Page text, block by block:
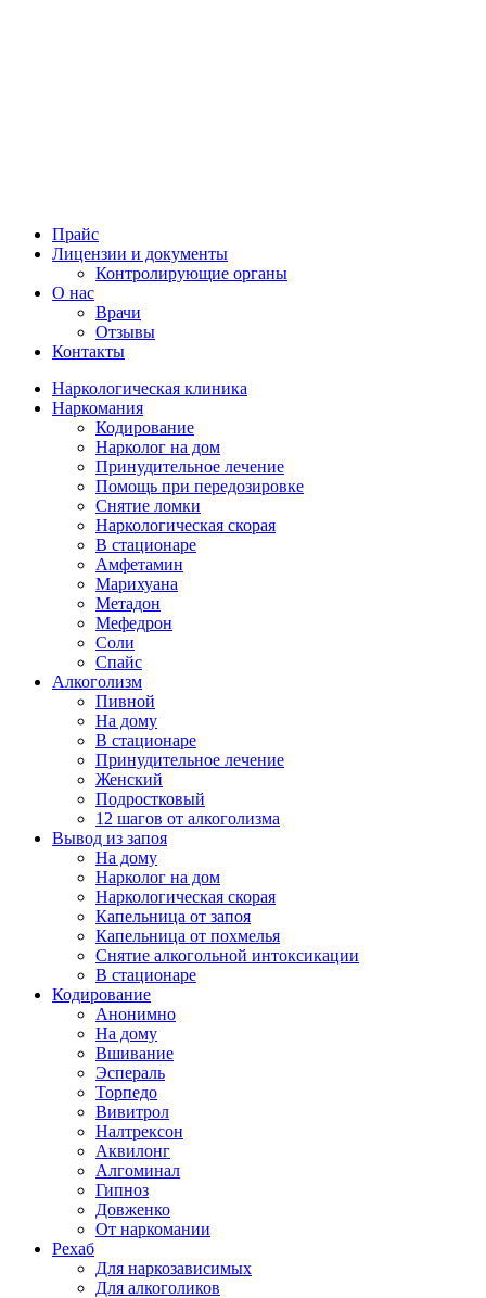
Прайс
Лицензии и документы
Контролирующие органы
О нас
Врачи
Отзывы
Контакты
Наркологическая клиника
Наркомания
Кодирование
Нарколог на дом
Принудительное лечение
Помощь при передозировке
Снятие ломки
Наркологическая скорая
В стационаре
Амфетамин
Марихуана
Метадон
Мефедрон
Соли
Спайс
Алкоголизм
Пивной
На дому
В стационаре
Принудительное лечение
Женский
Подростковый
12 шагов от алкоголизма
Вывод из запоя
На дому
Нарколог на дом
Наркологическая скорая
Капельница от запоя
Капельница от похмелья
Снятие алкогольной интоксикации
В стационаре
Кодирование
Анонимно
На дому
Вшивание
Эспераль
Торпедо
Вивитрол
Налтрексон
Аквилонг
Алгоминал
Гипноз
Довженко
От наркомании
Рехаб
Для наркозависимых
Для алкоголиков